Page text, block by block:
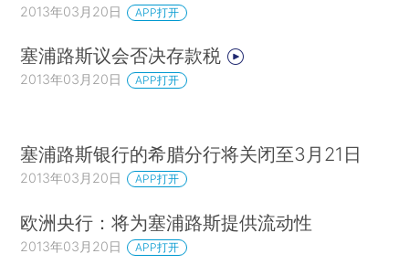
2013年03月20日 APP打开
塞浦路斯议会否决存款税
2013年03月20日 APP打开
塞浦路斯银行的希腊分行将关闭至3月21日
2013年03月20日 APP打开
欧洲央行：将为塞浦路斯提供流动性
2013年03月20日 APP打开